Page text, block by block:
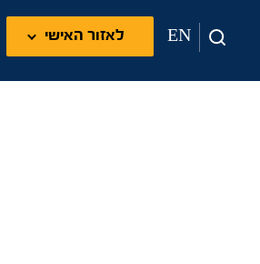
EN לאזור האישי